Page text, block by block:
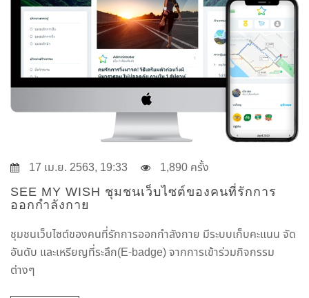
17 เม.ย. 2563, 19:33 1,890 ครั้ง
SEE MY WISH ชุมชนเว็บไซต์ของคนที่รักการ
ออกกำลังกาย
ชุมชนเว็บไซต์ของคนที่รักการออกกำลังกาย มีระบบเก็บคะแนน จัด
อันดับ และเหรียญที่ระลึก(E-badge) จากการเข้าร่วมกิจกรรม
ต่างๆ